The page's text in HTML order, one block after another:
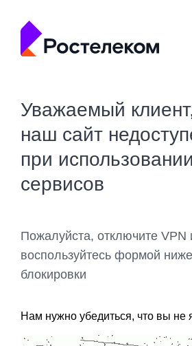
Уважаемый
наш сайт
при
сервисов
Пожалуйста, отключите VPN
воспользуйтесь формой
блокировки
Нам нужно убедиться, что вы не